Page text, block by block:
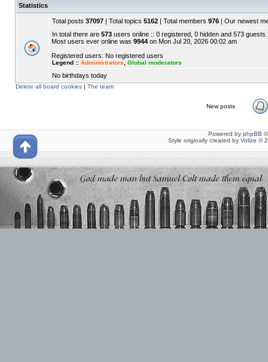
Statistics
Total posts 37097 | Total topics 5162 | Total members 976 | Our newest
In total there are 573 users online :: 0 registered, 0 hidden and 573 guests.
Most users ever online was 9944 on Mon Jul 20, 2026 00:02 am
Registered users: No registered users
Legend :: Administrators Global moderators
No birthdays today
Delete all board cookies | The team
New posts
Powered by phpBB
Style originally created by Volize ©